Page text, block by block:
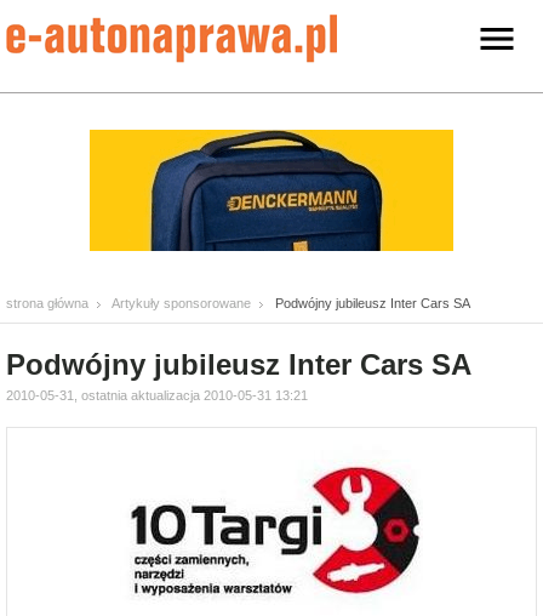
strona główna Artykuły sponsorowane Podwójny jubileusz Inter Cars SA
Podwójny jubileusz Inter Cars SA
2010-05-31, ostatnia aktualizacja 2010-05-31 13:21